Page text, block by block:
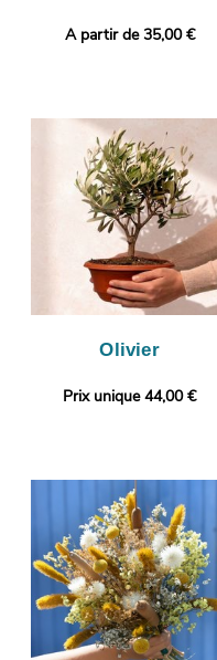
A partir de 35,00 €
Olivier
Prix unique 44,00 €